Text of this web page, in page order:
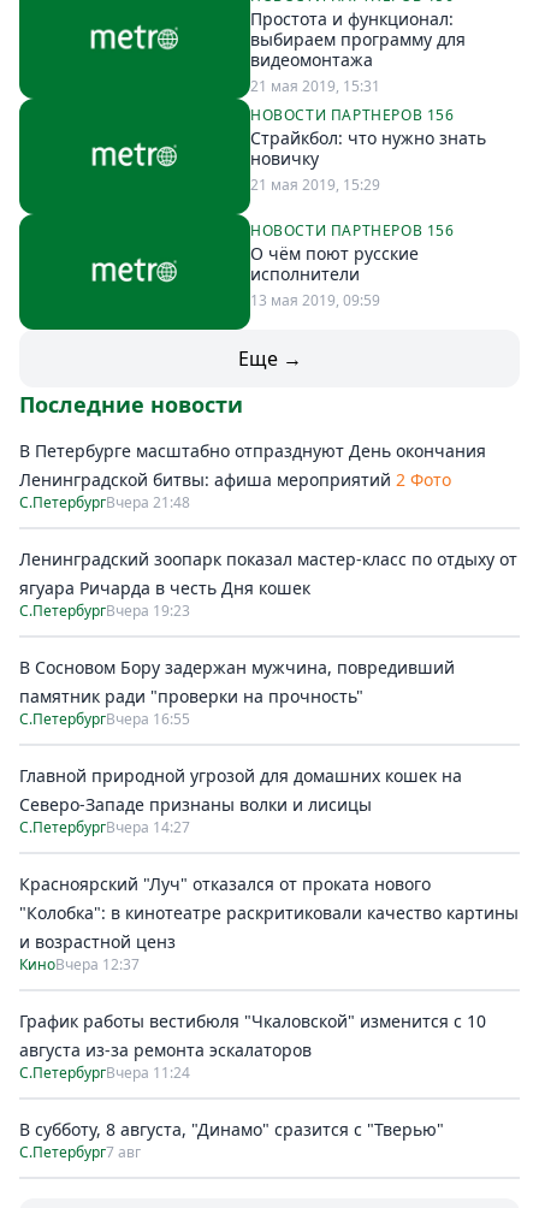
Простота и функционал:
выбираем программу для
видеомонтажа
21 мая 2019, 15:31
НОВОСТИ ПАРТНЕРОВ 156
Страйкбол: что нужно знать
новичку
21 мая 2019, 15:29
НОВОСТИ ПАРТНЕРОВ 156
О чём поют русские
исполнители
13 мая 2019, 09:59
Еще →
Последние новости
В Петербурге масштабно отпразднуют День окончания
Ленинградской битвы: афиша мероприятий 2 Фото
С.ПетербургВчера 21:48
Ленинградский зоопарк показал мастер-класс по отдыху от
ягуара Ричарда в честь Дня кошек
С.ПетербургВчера 19:23
В Сосновом Бору задержан мужчина, повредивший
памятник ради "проверки на прочность"
С.ПетербургВчера 16:55
Главной природной угрозой для домашних кошек на
Северо-Западе признаны волки и лисицы
С.ПетербургВчера 14:27
Красноярский "Луч" отказался от проката нового
"Колобка": в кинотеатре раскритиковали качество картины
и возрастной ценз
КиноВчера 12:37
График работы вестибюля "Чкаловской" изменится с 10
августа из-за ремонта эскалаторов
С.ПетербургВчера 11:24
В субботу, 8 августа, "Динамо" сразится с "Тверью"
С.Петербург7 авг